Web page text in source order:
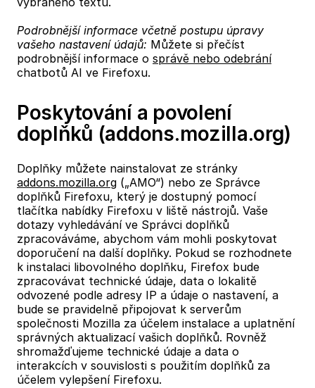
Podrobnější informace včetně postupu úpravy
vašeho nastavení údajů: Můžete si přečíst
podrobnější informace o správě nebo odebrání
chatbotů AI ve Firefoxu.
Poskytování a povolení
doplňků (addons.mozilla.org)
Doplňky můžete nainstalovat ze stránky
addons.mozilla.org („AMO“) nebo ze Správce
doplňků Firefoxu, který je dostupný pomocí
tlačítka nabídky Firefoxu v liště nástrojů. Vaše
dotazy vyhledávání ve Správci doplňků
zpracováváme, abychom vám mohli poskytovat
doporučení na další doplňky. Pokud se rozhodnete
k instalaci libovolného doplňku, Firefox bude
zpracovávat technické údaje, data o lokalitě
odvozené podle adresy IP a údaje o nastavení, a
bude se pravidelně připojovat k serverům
společnosti Mozilla za účelem instalace a uplatnění
správných aktualizací vašich doplňků. Rovněž
shromažďujeme technické údaje a data o
interakcích v souvislosti s použitím doplňků za
účelem vylepšení Firefoxu.